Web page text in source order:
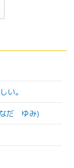
い。
だ ゆみ)